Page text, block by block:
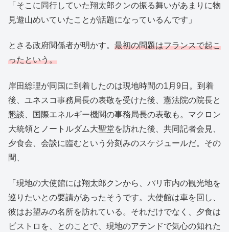
「そこに同行していた翔太郎クンの振る舞いがあまりに物
見遊山めいていたことが話題になっているんです」
とさる政府関係者が明かす。 最初の問題はフランスで起こ
ったという。
岸田総理が同国に到着したのは現地時間の1月9日。到着
後、ユネスコ事務局長の表敬を受けた後、憲法院の院長と
懇談、国際エネルギー機関の事務局長の表敬も。マクロン
大統領とノートルダム大聖堂を訪れた後、共同記者会見、
夕食会、会談に臨むという分刻みのスケジュールだ。その
間、
「現地の大使館には翔太郎クンから、パリ市内の観光地を
巡りたいとの要請があったそうです。大使館は車を回し、
彼はお望みの名所を訪れている。それだけでなく、夕食は
ビストロを、とのことで、現地のアテンドで気心の知れた